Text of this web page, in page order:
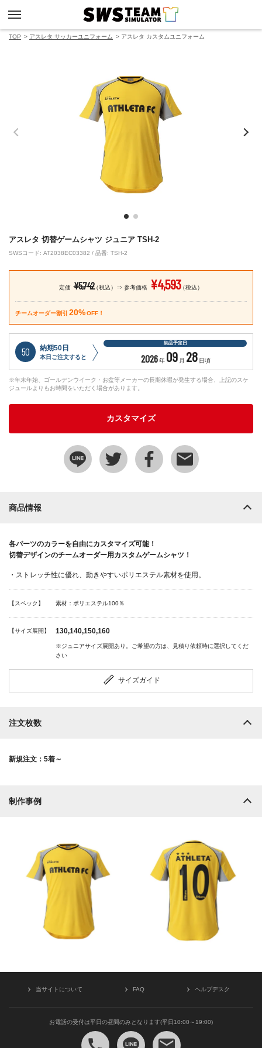
TOP アスレタ サッカーユニフォーム アスレタ カスタムユニフォーム
アスレタ 切替ゲームシャツ ジュニア TSH-2
SWSコード: AT2038EC03382 / 品番: TSH-2
定価 ¥5,742（税込） 参考価格 ¥4,593（税込）
チームオーダー割引 20%OFF！
50 納期50日
本日ご注文すると
納品予定日
2026年 09 月 28 日頃
※年末年始、ゴールデンウイーク・お盆等メーカーの長期休暇が発生する場合、上記のスケ
ジュールよりもお時間をいただく場合があります。
カスタマイズ
商品情報
各パーツのカラーを自由にカスタマイズ可能！
切替デザインのチームオーダー用カスタムゲームシャツ！
・ストレッチ性に優れ、動きやすいポリエステル素材を使用。
【スペック】 素材：ポリエステル100％
【サイズ展開】 130,140,150,160
※ジュニアサイズ展開あり。ご希望の方は、見積り依頼時に選択してくだ
さい
サイズガイド
注文枚数
新規注文：5着～
制作事例
当サイトについて FAQ ヘルプデスク
お電話の受付は平日の昼間のみとなります(平日10:00～19:00)